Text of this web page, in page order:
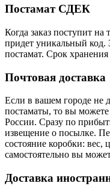
Постамат СДЕК
Когда заказ поступит
придет уникальный код.
постамат. Срок
Почтовая доставка
Если в вашем городе не
постаматы, то вы можете
России. Сразу по
извещение о посылке.
состояние коробки: вес,
самостоятельно вы
Доставка